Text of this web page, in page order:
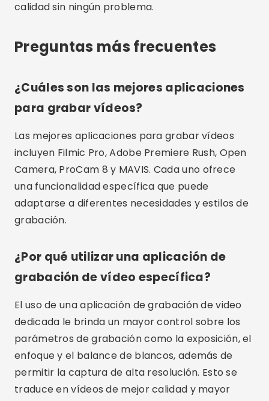
grabar vídeos?
Para elegir la mejor aplicación para grabar
videos, es importante considerar sus
grabación deseada, los controles manuales
disponibles y la facilidad de uso. Evalúe también
integración con otras herramientas.
¿Las aplicaciones de grabación de
vídeo son gratuitas?
Algunas aplicaciones de grabación de video,
otras, como Filmic Pro y ProCam 8, pueden
tener un costo. Es importante comprobar las
ofrece cada aplicación antes de tomar una
decisión.
¿Es posible grabar vídeos de alta
resolución con estas aplicaciones?